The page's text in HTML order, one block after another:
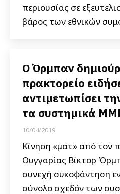
περιουσίας σε
βάρος των εθνικών
Ο Όρμπαν
πρακτορείο
αντιμετωπίσει
τα συστημικά
10/04/2019
Κίνηση «ματ» από τον
Ουγγαρίας Βίκτορ
συνεχή συκοφάντηση
σύνολο σχεδόν των